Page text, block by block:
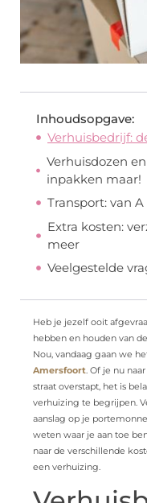
Inhoudsopgave:
Verhuisbedrijf:
Verhuisdozen
inpakken maar!
Transport: van
Extra kosten:
meer
Veelgestelde
Heb je jezelf ooit
hebben en houden van
Nou, vandaag gaan we
Amersfoort. Of je nu
straat overstapt, het is
verhuizing te begrijpen.
aanslag op je
weten waar je aan toe
naar de verschillende
een verhuizing.